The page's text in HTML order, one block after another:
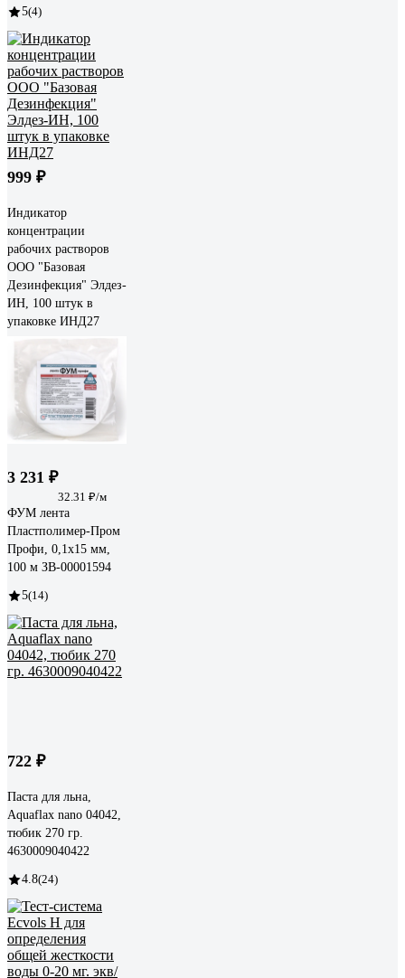
5(4)
999 ₽
Индикатор
концентрации
рабочих растворов
ООО "Базовая
Дезинфекция" Элдез-
ИН, 100 штук в
упаковке ИНД27
3 231 ₽
32.31 ₽/м
ФУМ лента
Пластполимер-Пром
Профи, 0,1х15 мм,
100 м ЗВ-00001594
5(14)
722 ₽
Паста для льна,
Aquaflax nano 04042,
тюбик 270 гр.
4630009040422
4.8(24)